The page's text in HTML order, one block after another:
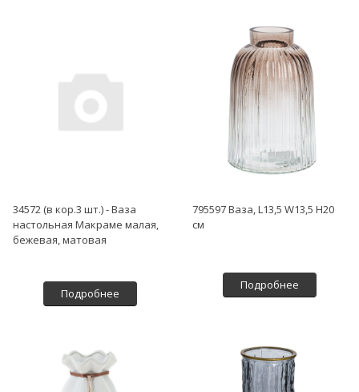
34572 (в кор.3 шт.) - Ваза
настольная Макраме малая,
бежевая, матовая
Подробнее
795597 Ваза, L13,5 W13,5 H20
см
Подробнее